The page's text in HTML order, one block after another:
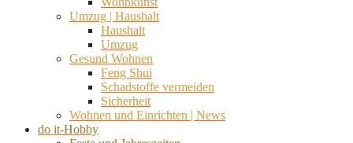
Umzug | Haushalt
Haushalt
Umzug
Gesund Wohnen
Feng Shui
Schadstoffe vermeiden
Sicherheit
Wohnen und Einrichten | News
do it-Hobby